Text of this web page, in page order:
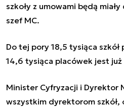
szkoły z umowami będą
szef MC.
Do tej pory 18,5 tysiąca szkół
14,6 tysiąca placówek jest
Minister Cyfryzacji i Dyrektor
wszystkim dyrektorom